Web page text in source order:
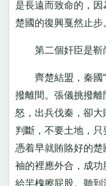
是長遠而致命的，
楚國的復興戛然止步
第二個奸臣是靳
齊楚結盟，秦國“
撥離間。張儀挑撥
怒，出兵伐秦，卻
判斷，不要土地，只
憑着早就賄賂好的
袖的裡應外合，成功
給羋槐擦屁股。聽